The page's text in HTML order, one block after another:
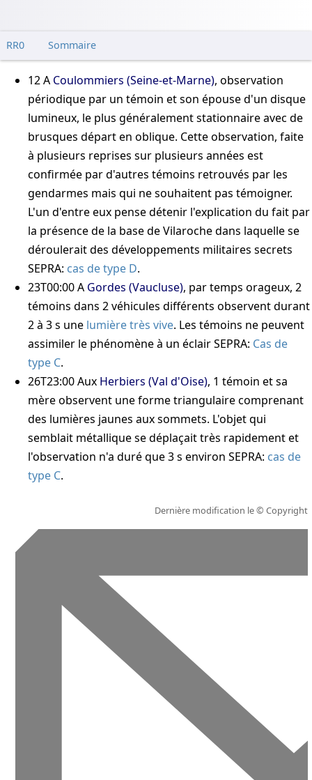
RR0 Sommaire
12A Coulommiers (Seine-et-Marne), observation
périodique par un témoin et son épouse d'un disque
lumineux, le plus généralement stationnaire avec de
brusques départ en oblique. Cette observation, faite
à plusieurs reprises sur plusieurs années est
confirmée par d'autres témoins retrouvés par les
gendarmes mais qui ne souhaitent pas témoigner.
L'un d'entre eux pense détenir l'explication du fait par
la présence de la base de Vilaroche dans laquelle se
déroulerait des développements militaires secrets
SEPRA: cas de type D.
23T00:00A Gordes (Vaucluse), par temps orageux, 2
témoins dans 2 véhicules différents observent durant
2 à 3 s une lumière très vive. Les témoins ne peuvent
assimiler le phénomène à un éclairSEPRA: Cas de
type C.
26T23:00Aux Herbiers (Val d'Oise), 1 témoin et sa
mère observent une forme triangulaire comprenant
des lumières jaunes aux sommets. L'objet qui
semblait métallique se déplaçait très rapidement et
l'observation n'a duré que 3 s environ SEPRA: cas de
type C.
Dernière modification le© Copyright